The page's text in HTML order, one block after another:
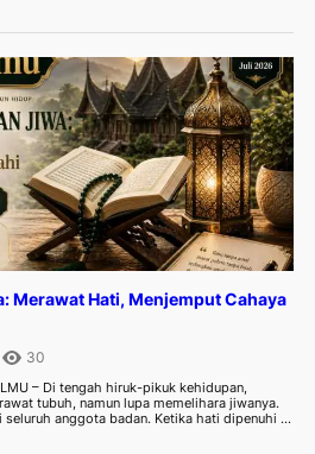
Merawat Hati, Menjemput Cahaya
30
– Di tengah hiruk-pikuk kehidupan,
tubuh, namun lupa memelihara jiwanya.
anggota badan. Ketika hati dipenuhi ...